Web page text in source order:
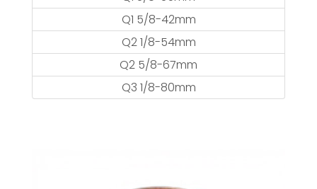
Q1 5/8-42mm
Q2 1/8-54mm
Q2 5/8-67mm
Q3 1/8-80mm